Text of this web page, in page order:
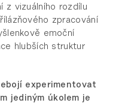
z vizuálního rozdílu
zpracování
emoční
hlubších struktur
experimentovat
jediným úkolem je